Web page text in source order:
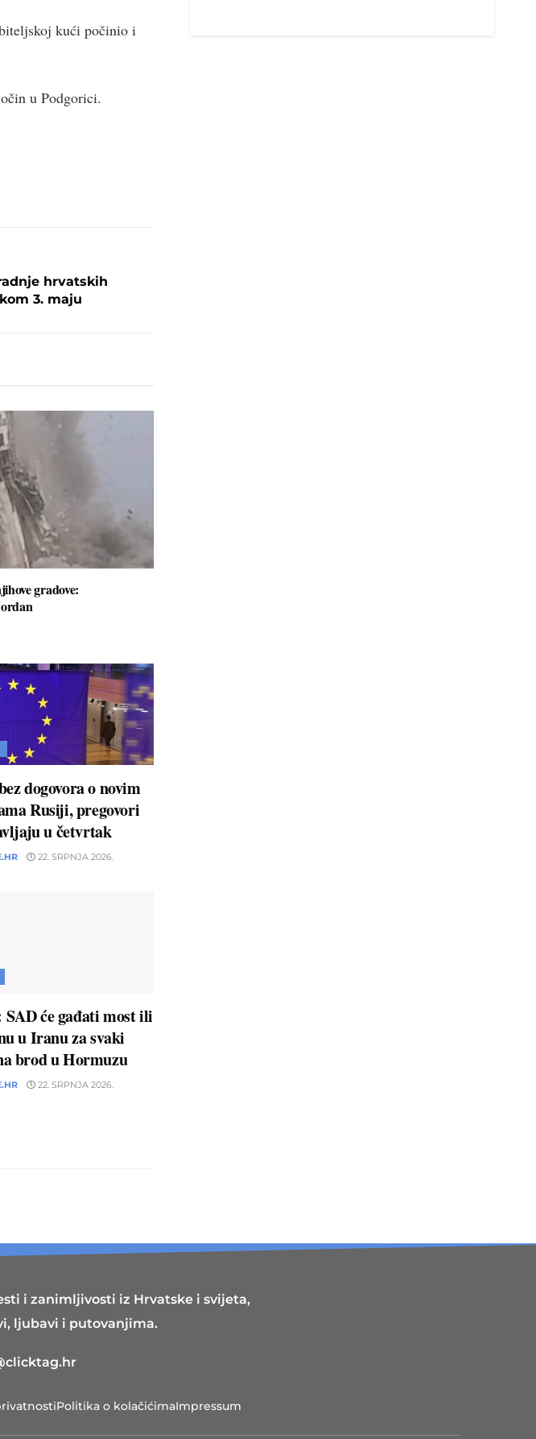
kući počinio i
u Podgorici.
hrvatskih
3. maju
gradove:
dogovora o novim
Rusiji, pregovori
u četvrtak
22. SRPNJA 2026.
će gađati most ili
u Iranu za svaki
brod u Hormuzu
22. SRPNJA 2026.
i zanimljivosti iz Hrvatske i svijeta,
ljubavi i putovanjima.
Politika o kolačićimaImpressum